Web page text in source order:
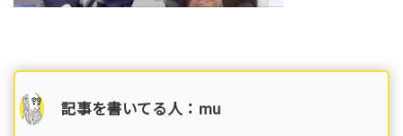
記事を書いてる人：mu